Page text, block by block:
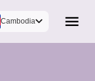
Cambodia